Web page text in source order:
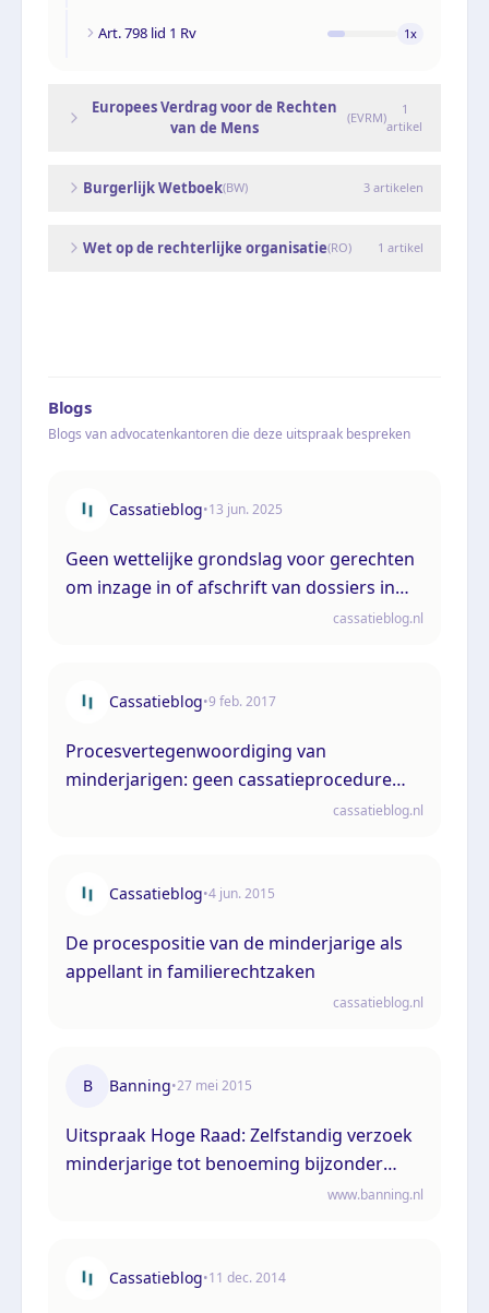
Art. 798 lid 1 Rv 1x
Europees Verdrag voor de Rechten
van de Mens
(EVRM)
1
artikel
Burgerlijk Wetboek(BW) 3 artikelen
Wet op de rechterlijke organisatie(RO) 1 artikel
Blogs
Blogs van advocatenkantoren die deze uitspraak bespreken
Cassatieblog•13 jun. 2025
Geen wettelijke grondslag voor gerechten
om inzage in of afschrift van dossiers in
cassatieblog.nl
Cassatieblog•9 feb. 2017
Procesvertegenwoordiging van
minderjarigen: geen cassatieprocedure
cassatieblog.nl
Cassatieblog•4 jun. 2015
De procespositie van de minderjarige als
appellant in familierechtzaken
cassatieblog.nl
B Banning•27 mei 2015
Uitspraak Hoge Raad: Zelfstandig verzoek
minderjarige tot benoeming bijzonder
curator (ECLI:NL:HR:2015:1409, 29 mei
www.banning.nl
Cassatieblog•11 dec. 2014